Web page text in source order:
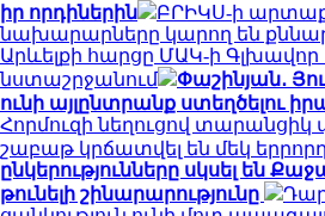
իր որդիներին
ԲՐԻԿՍ-ի
նախարարները կարող են
Արևելքի հարցը ՄԱԿ-ի Գլխավոր
նստաշրջանում
Փաշինյան․
ունի այլընտրանք ստեղծելու
Հորմուզի նեղուցով տարանցիկ
շաբաթ կրճատվել են մեկ
ընկերությունները սկսել են
թունելի շինարարությունը